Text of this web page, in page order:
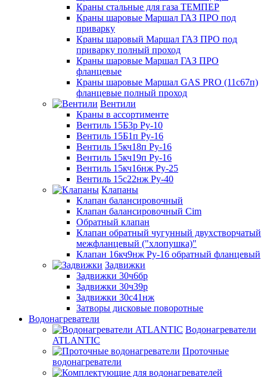
Краны стальные для газа ТЕМПЕР
Краны шаровые Маршал ГАЗ ПРО под
приварку
Краны шаровый Маршал ГАЗ ПРО под
приварку полный проход
Краны шаровые Маршал ГАЗ ПРО
фланцевые
Краны шаровые Маршал GAS PRO (11с67п)
фланцевые полный проход
Вентили
Краны в ассортименте
Вентиль 15Б3р Ру-10
Вентиль 15Б1п Ру-16
Вентиль 15кч18п Ру-16
Вентиль 15кч19п Ру-16
Вентиль 15кч16нж Ру-25
Вентиль 15с22нж Ру-40
Клапаны
Клапан балансировочный
Клапан балансировочный Cim
Обратный клапан
Клапан обратный чугунный двухстворчатый
межфланцевый ("хлопушка)"
Клапан 16кч9нж Ру-16 обратный фланцевый
Задвижки
Задвижки 30ч6бр
Задвижки 30ч39р
Задвижки 30с41нж
Затворы дисковые поворотные
Водонагреватели
Водонагреватели
ATLANTIC
Проточные
водонагреватели